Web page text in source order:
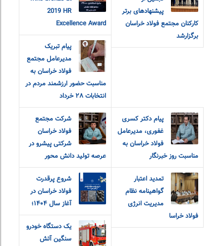
پیشنهادهای برتر
کارکنان مجتمع فولاد خراسان
برگزارشد
2019 HR
Excellence Award
پیام تبریک
مدیرعامل مجتمع
فولاد خراسان به
مناسبت حضور ارزشمند مردم در
انتخابات ٢٨ خرداد
پیام دکتر کسری
غفوری، مدیرعامل
فولاد خراسان به
مناسبت روز خبرنگار
شرکت مجتمع
فولاد خراسان
شرکتی پیشرو در
عرصه تولید دانش محور
تمدید اعتبار
گواهینامه نظام
مدیریت انرژی
فولاد خراسا
شروع پرقدرت
فولاد خراسان در
آغاز سال ۱۴۰۴؛
یک دستگاه خودرو
سنگین آتش